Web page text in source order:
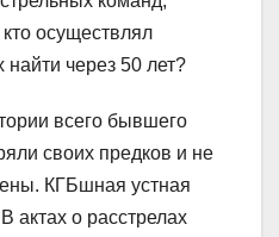
осуществлял
найти через 50 лет?
всего бывшего
своих предков и не
КГБшная устная
актах о расстрелах